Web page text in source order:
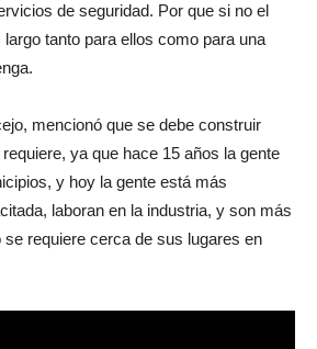
de seguridad. Por que si no el
tanto para ellos como para una
mencionó que se debe construir
ya que hace 15 años la gente
y hoy la gente está más
laboran en la industria, y son más
se requiere cerca de sus lugares en